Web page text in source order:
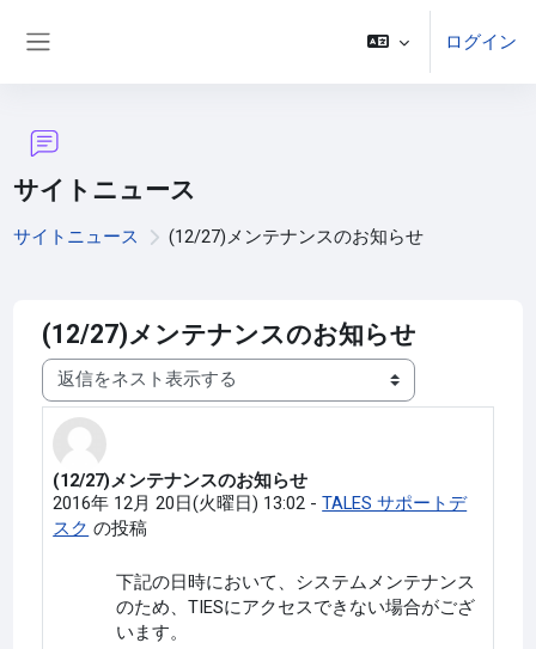
ログイン
サイトニュース
サイトニュース (12/27)メンテナンスのお知らせ
(12/27)メンテナンスのお知らせ
表示モード
(12/27)メンテナンスのお知らせ
2016年 12月 20日(火曜日) 13:02 -TALES サポートデ
スク の投稿
返信数: 0
下記の日時において、システムメンテナンス
のため、TIESにアクセスできない場合がござ
います。